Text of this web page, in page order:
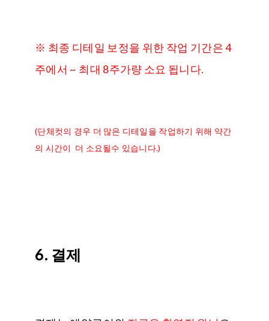
※ 최종 디테일 보정을 위한 작업 기간은 4
주에서 ~ 최대 8주가량 소요 됩니다.
(단체컷의 경우 더 많은 디테일을 작업하기 위해 약간
의 시간이 더 소요될수 있습니다.)
6. 결제